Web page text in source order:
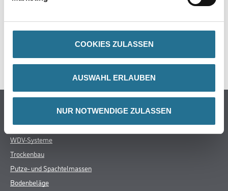
COOKIES ZULASSEN
AUSWAHL ERLAUBEN
NUR NOTWENDIGE ZULASSEN
SPEZIFIKATIONEN
Online-Shop
Farbe
WDV-Systeme
Trockenbau
Putze- und Spachtelmassen
Bodenbeläge